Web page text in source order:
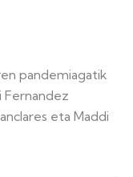
pandemiagatik
Fernandez
eta Maddi